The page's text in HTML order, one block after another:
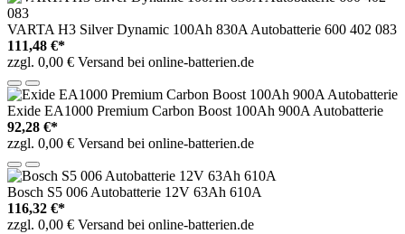
VARTA H3 Silver Dynamic 100Ah 830A Autobatterie 600 402 083
111,48 €*
zzgl. 0,00 € Versand bei online-batterien.de
Exide EA1000 Premium Carbon Boost 100Ah 900A Autobatterie
92,28 €*
zzgl. 0,00 € Versand bei online-batterien.de
Bosch S5 006 Autobatterie 12V 63Ah 610A
116,32 €*
zzgl. 0,00 € Versand bei online-batterien.de